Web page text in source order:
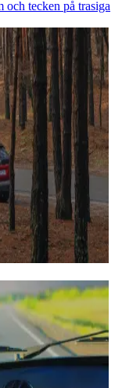
tecken på trasiga